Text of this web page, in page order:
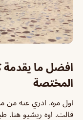
افضل ما يقدمة
المختصة
اول مره. ادري عنه من
قالت. اوه ريشيو هنا.